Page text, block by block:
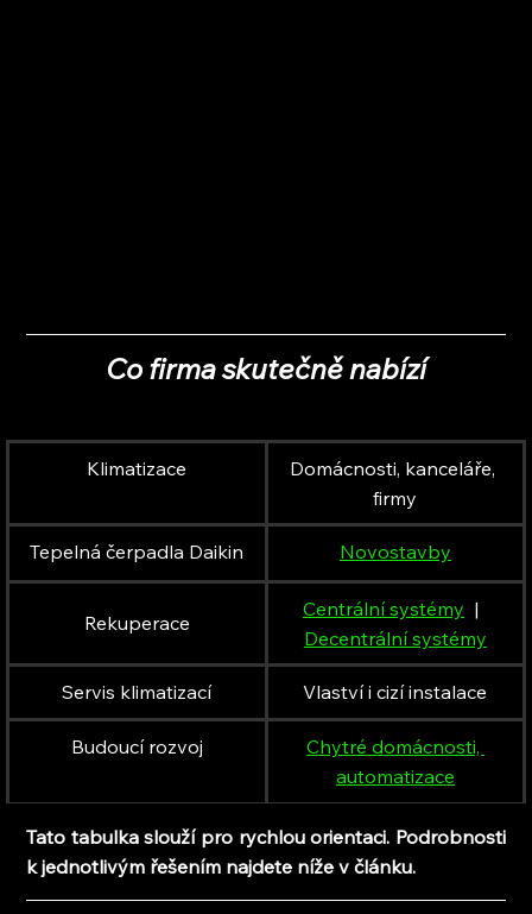
Co firma skutečně nabízí
Klimatizace
Domácnosti, kanceláře,
firmy
Tepelná čerpadla Daikin Novostavby
Rekuperace
Centrální systémy
  |
Decentrální systémy
Servis klimatizací Vlaství i cizí instalace
Budoucí rozvoj
Chytré domácnosti,
automatizace
Tato tabulka slouží pro rychlou orientaci. Podrobnosti
k jednotlivým řešením najdete níže v článku.